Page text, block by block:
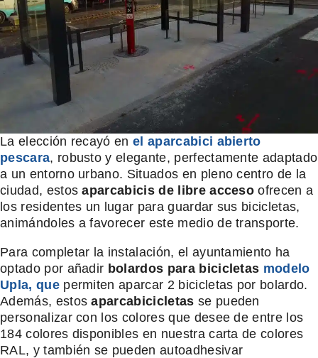
La elección recayó enel aparcabici abierto
pescara, robusto y elegante, perfectamente adaptado
a un entorno urbano. Situados en pleno centro de la
ciudad, estosaparcabicis de libre accesoofrecen a
los residentes un lugar para guardar sus bicicletas,
animándoles a favorecer este medio de transporte.
Para completar la instalación, el ayuntamiento ha
optado por añadir bolardos para bicicletas modelo
Upla, quepermiten aparcar 2 bicicletas por bolardo.
Además, estosaparcabicicletas se pueden
personalizar con los colores que desee de entre los
184 colores disponibles en nuestra carta de colores
RAL, y también se pueden autoadhesivar